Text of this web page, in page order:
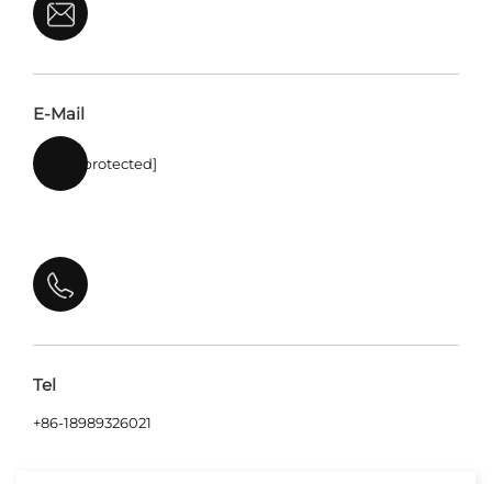
E-Mail
[email protected]
Tel
+86-18989326021